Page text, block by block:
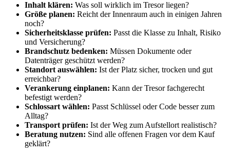
Inhalt klären: Was soll wirklich im Tresor liegen?
Größe planen: Reicht der Innenraum auch in einigen Jahren
noch?
Sicherheitsklasse prüfen: Passt die Klasse zu Inhalt, Risiko
und Versicherung?
Brandschutz bedenken: Müssen Dokumente oder
Datenträger geschützt werden?
Standort auswählen: Ist der Platz sicher, trocken und gut
erreichbar?
Verankerung einplanen: Kann der Tresor fachgerecht
befestigt werden?
Schlossart wählen: Passt Schlüssel oder Code besser zum
Alltag?
Transport prüfen: Ist der Weg zum Aufstellort realistisch?
Beratung nutzen: Sind alle offenen Fragen vor dem Kauf
geklärt?